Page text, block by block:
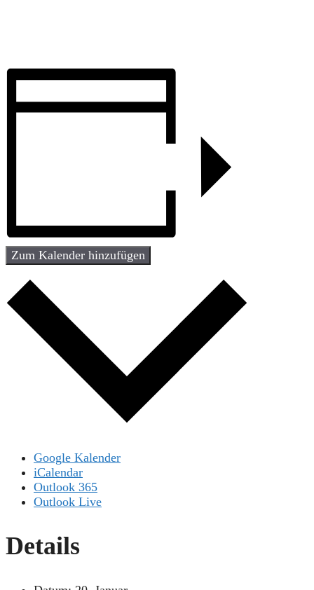
Zum Kalender hinzufügen
Google Kalender
iCalendar
Outlook 365
Outlook Live
Details